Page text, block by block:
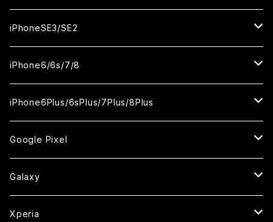
セラミックフィルム
セラミックフィルム
ガラスフィルム
セラミックフィルム
セラミックフィルム
ガラスフィルム
セラミックフィルム
セラミックフィルム
ガラスフィルム
セラミックフィルム
iPhone12ProMax
ガラスフィルム
セラミックフィルム
ガラスフィルム
セラミックフィルム
iPhone11Pro
ガラスフィルム
セラミックフィルム
iPhone11Pro Max
ガラスフィルム
セラミックフィルム
iPhoneX
ガラスフィルム
セラミックフィルム
iPhoneXS
ガラスフィルム
セラミックフィルム
iPhoneXR
ガラスフィルム
セラミックフィルム
iPhoneXSMax
ガラスフィルム
セラミックフィルム
iPhoneSE3/SE2
iPhoneSE3
ガラスフィルム
ケース
iPhoneSE2
ガラスフィルム
ケース
iPhone6/6s/7/8
iPhone8
ガラスフィルム
セラミックフィルム
iPhone7
ガラスフィルム
セラミックフィルム
iPhone6s
ガラスフィルム
iPhone6
iPhone6Plus/6sPlus/7Plus/8Plus
iPhone6Plus
ガラスフィルム
ケース
iPhone6sPlus
ガラスフィルム
iPhone7Plus
Google Pixel
ガラスフィルム
セラミックフィルム
Galaxy
ガラスフィルム
Xperia